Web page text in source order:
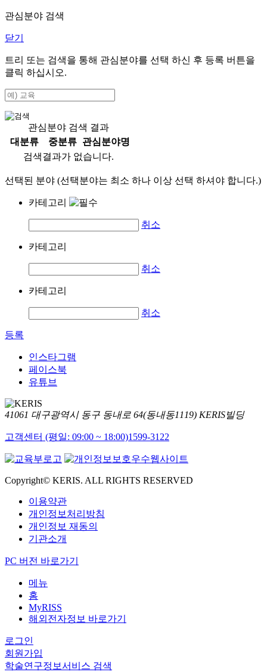
관심분야 검색
닫기
트리 또는 검색을 통해 관심분야를 선택 하신 후 등록 버튼을
클릭 하십시오.
관심분야 검색 결과
대분류
중분류
관심분야명
검색결과가 없습니다.
선택된 분야 (선택분야는 최소 하나 이상 선택 하셔야 합니다.)
카테고리
취소
카테고리
취소
카테고리
취소
등록
인스타그램
페이스북
유튜브
41061 대구광역시 동구 동내로 64(동내동1119) KERIS빌딩
고객센터 (평일: 09:00 ~ 18:00)1599-3122
Copyright© KERIS. ALL RIGHTS RESERVED
이용약관
개인정보처리방침
개인정보 재동의
기관소개
PC 버전 바로가기
메뉴
홈
MyRISS
해외전자정보 바로가기
로그인
회원가입
학술연구정보서비스 검색